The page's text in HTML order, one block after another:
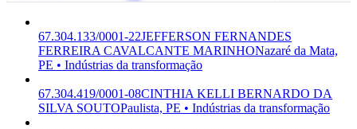
67.304.133/0001-22JEFFERSON FERNANDES
FERREIRA CAVALCANTE MARINHONazaré da Mata,
PE • Indústrias da transformação
67.304.419/0001-08CINTHIA KELLI BERNARDO DA
SILVA SOUTOPaulista, PE • Indústrias da transformação